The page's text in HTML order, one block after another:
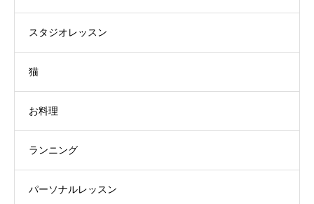
スタジオレッスン
猫
お料理
ランニング
パーソナルレッスン